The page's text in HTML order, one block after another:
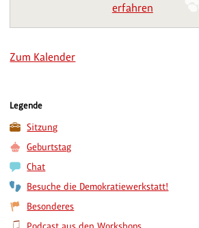
erfahren
Zum Kalender
Legende
Sitzung
Geburtstag
Chat
Besuche die Demokratiewerkstatt!
Besonderes